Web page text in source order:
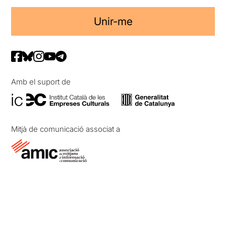
Unir-me
Amb el suport de
Mitjà de comunicació associat a